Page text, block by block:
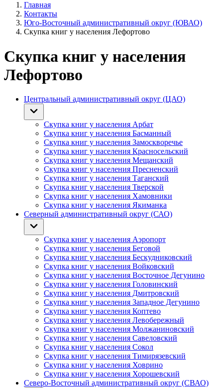
Главная
Контакты
Юго-Восточный административный округ (ЮВАО)
Скупка книг у населения Лефортово
Скупка книг у населения
Лефортово
Центральный административный округ (ЦАО)
Скупка книг у населения Арбат
Скупка книг у населения Басманный
Скупка книг у населения Замоскворечье
Скупка книг у населения Красносельский
Скупка книг у населения Мещанский
Скупка книг у населения Пресненский
Скупка книг у населения Таганский
Скупка книг у населения Тверской
Скупка книг у населения Хамовники
Скупка книг у населения Якиманка
Северный административный округ (САО)
Скупка книг у населения Аэропорт
Скупка книг у населения Беговой
Скупка книг у населения Бескудниковский
Скупка книг у населения Войковский
Скупка книг у населения Восточное Дегунино
Скупка книг у населения Головинский
Скупка книг у населения Дмитровский
Скупка книг у населения Западное Дегунино
Скупка книг у населения Коптево
Скупка книг у населения Левобережный
Скупка книг у населения Молжаниновский
Скупка книг у населения Савеловский
Скупка книг у населения Сокол
Скупка книг у населения Тимирязевский
Скупка книг у населения Ховрино
Скупка книг у населения Хорошевский
Северо-Восточный административный округ (СВАО)